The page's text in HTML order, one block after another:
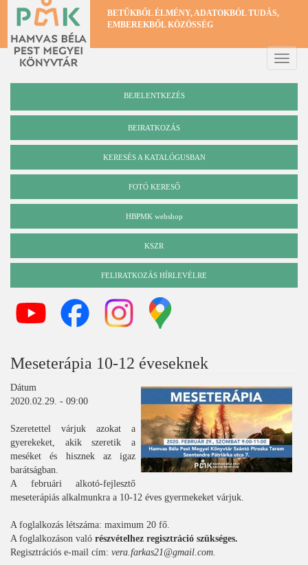
Ugrás
tartalomra
BETŰKBŐL ÉLMÉNY, ADATOKBÓL TUDÁS,
EMBEREKBŐL KÖZÖSSÉG
Toggle
BEJELENTKEZÉS
BEIRATKOZÁS
Katalógus
KERESÉS A KATALÓGUSBAN
FOTÓ KERESŐ
HBPMK webshop
KSZR
FELIRATKOZÁS HÍRLEVÉLRE
Meseterápia 10-12 éveseknek
Dátum
2020.02.29. - 09:00
Szeretettel várjuk azokat a
gyerekeket, akik szeretik a
meséket és hisznek az igaz
barátságban.
A februári alkotó-fejlesztő
meseterápiás alkalmunkra a 10-12 éves gyermekeket várjuk.
A foglalkozás létszáma: maximum 20 fő.
A foglalkozáson való részvételhez regisztráció szükséges.
Regisztrációs e-mail cím: vera.farkas21@gmail.com.